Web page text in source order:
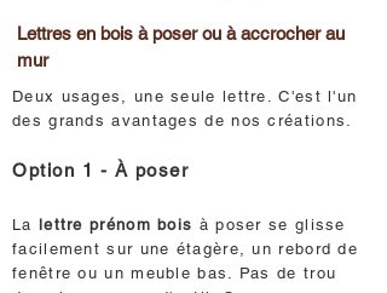
Lettres en bois à poser ou à accrocher au
mur
Deux usages, une seule lettre. C'est l'un
des grands avantages de nos créations.
Option 1 - À poser
La lettre prénom bois à poser se glisse
facilement sur une étagère, un rebord de
fenêtre ou un meuble bas. Pas de trou